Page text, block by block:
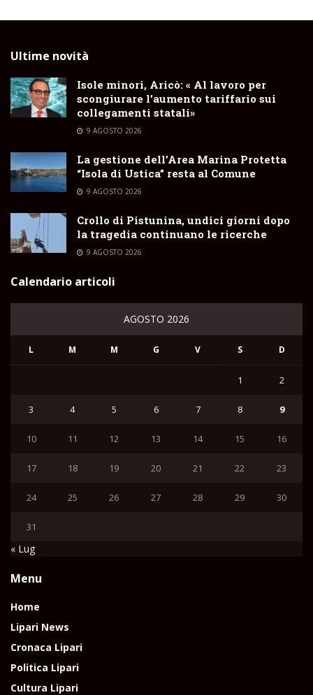
Ultime novità
Isole minori, Aricò: « Al lavoro per
scongiurare l’aumento tariffario sui
collegamenti statali»
9 AGOSTO 2026
La gestione dell’Area Marina Protetta
“Isola di Ustica” resta al Comune
9 AGOSTO 2026
Crollo di Pistunina, undici giorni dopo
la tragedia continuano le ricerche
9 AGOSTO 2026
Calendario articoli
AGOSTO 2026
L M M G V S D
1 2
3 4 5 6 7 8 9
10 11 12 13 14 15 16
17 18 19 20 21 22 23
24 25 26 27 28 29 30
31
« Lug
Menu
Home
Lipari News
Cronaca Lipari
Politica Lipari
Cultura Lipari